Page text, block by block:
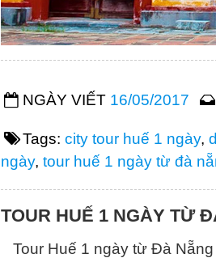
NGÀY VIẾT 16/05/2017
Tags: city tour huế 1 ngày,
ngày, tour huế 1 ngày từ đà
TOUR HUẾ 1 NGÀY TỪ
Tour Huế 1 ngày từ Đà